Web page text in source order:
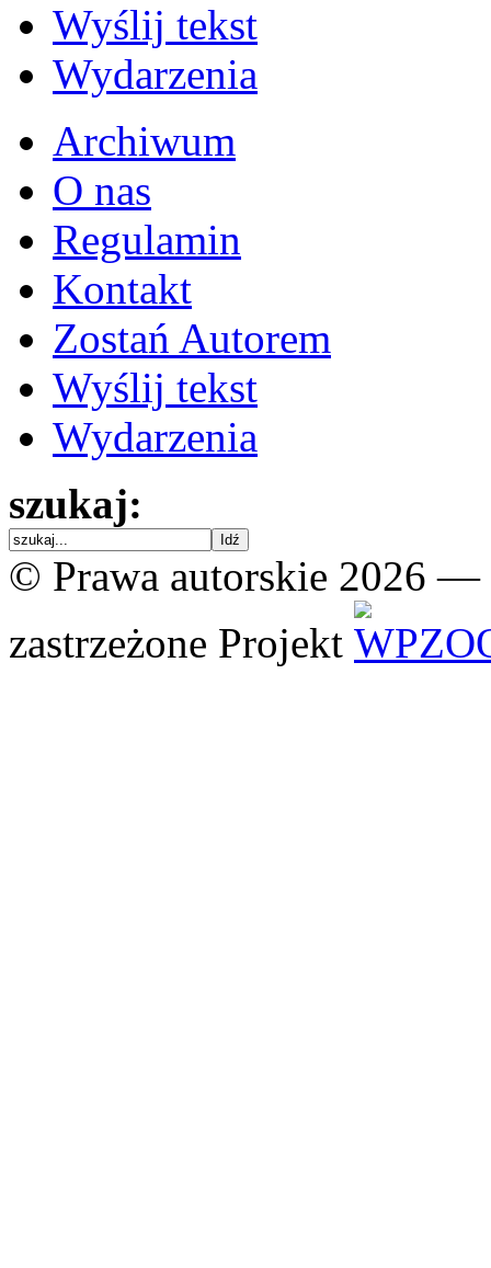
Wyślij tekst
Wydarzenia
Archiwum
O nas
Regulamin
Kontakt
Zostań Autorem
Wyślij tekst
Wydarzenia
szukaj:
© Prawa autorskie 2026 —
zastrzeżone Projekt